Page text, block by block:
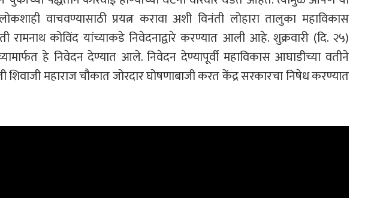
वाचवण्यासाठी प्रयत्न करावा अशी विनंती लोहारा तालुका महाविकास
रामनाथ कोविंद यांच्याकडे निवेदनाद्वारे करण्यात आली आहे. शुक्रवारी (दि. २५)
हे निवेदन देण्यात आले. निवेदन देण्यापूर्वी महाविकास आघाडीच्या वतीने
शिवाजी महाराज चौकात जोरदार घोषणाबाजी करत केंद्र सरकारचा निषेध करण्यात